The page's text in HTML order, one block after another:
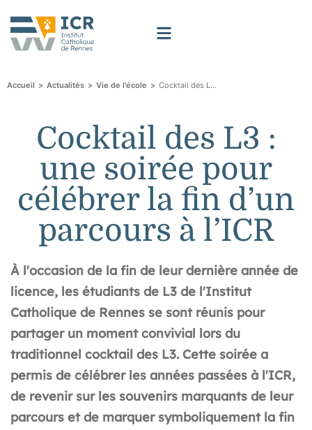
Accueil > Actualités > Vie de l'école > Cocktail des L3 : une soirée pour célébrer la fin d’un parcours à l’ICR
Cocktail des L3 :
une soirée pour
célébrer la fin d’un
parcours à l’ICR
À l'occasion de la fin de leur dernière année de
licence, les étudiants de L3 de l'Institut
Catholique de Rennes se sont réunis pour
partager un moment convivial lors du
traditionnel cocktail des L3. Cette soirée a
permis de célébrer les années passées à l'ICR,
de revenir sur les souvenirs marquants de leur
parcours et de marquer symboliquement la fin